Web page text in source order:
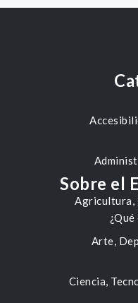
Agricultura,
Arte,
Ciencia,
Sobre el
¿Qué